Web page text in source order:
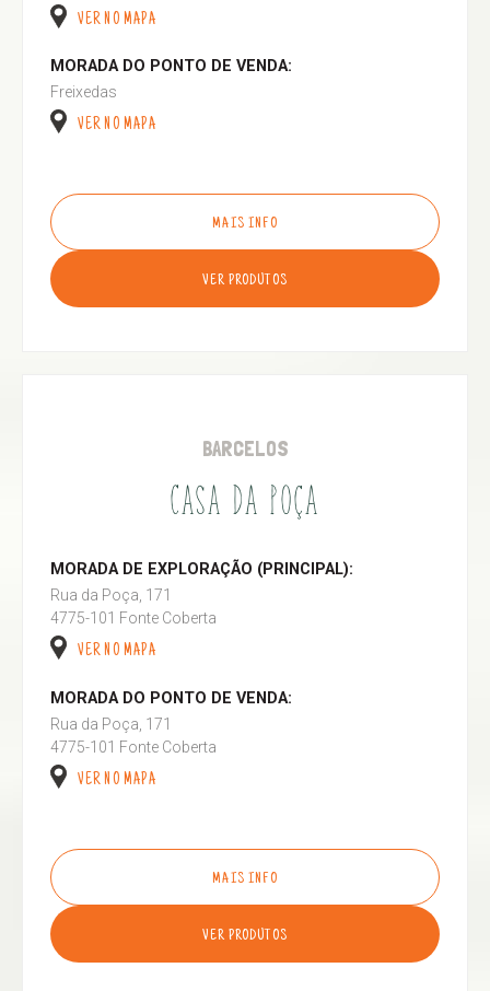
VER NO MAPA
MORADA DO PONTO DE VENDA:
Freixedas
VER NO MAPA
MAIS INFO
VER PRODUTOS
BARCELOS
CASA DA POÇA
MORADA DE EXPLORAÇÃO (PRINCIPAL):
Rua da Poça, 171
4775-101 Fonte Coberta
VER NO MAPA
MORADA DO PONTO DE VENDA:
Rua da Poça, 171
4775-101 Fonte Coberta
VER NO MAPA
MAIS INFO
VER PRODUTOS